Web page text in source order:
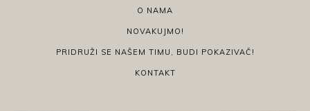
O NAMA
NOVAKUJMO!
PRIDRUŽI SE NAŠEM TIMU, BUDI POKAZIVAČ!
KONTAKT